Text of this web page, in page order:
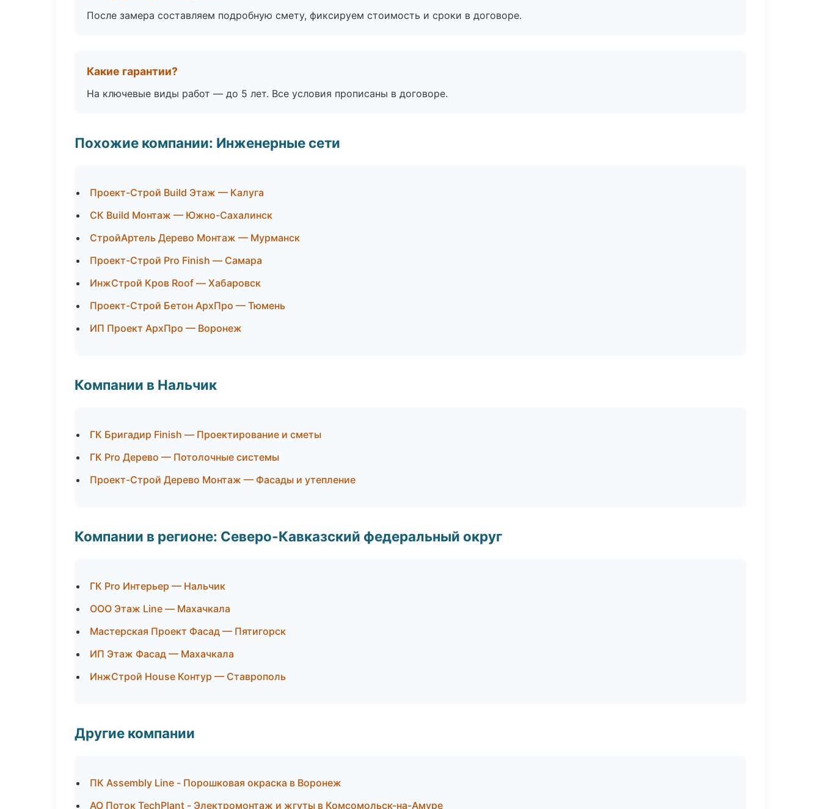
После замера составляем подробную смету, фиксируем стоимость и сроки в договоре.
Какие гарантии?
На ключевые виды работ — до 5 лет. Все условия прописаны в договоре.
Похожие компании: Инженерные сети
Проект-Строй Build Этаж — Калуга
СК Build Монтаж — Южно-Сахалинск
СтройАртель Дерево Монтаж — Мурманск
Проект-Строй Pro Finish — Самара
ИнжСтрой Кров Roof — Хабаровск
Проект-Строй Бетон АрхПро — Тюмень
ИП Проект АрхПро — Воронеж
Компании в Нальчик
ГК Бригадир Finish — Проектирование и сметы
ГК Pro Дерево — Потолочные системы
Проект-Строй Дерево Монтаж — Фасады и утепление
Компании в регионе: Северо-Кавказский федеральный округ
ГК Pro Интерьер — Нальчик
ООО Этаж Line — Махачкала
Мастерская Проект Фасад — Пятигорск
ИП Этаж Фасад — Махачкала
ИнжСтрой House Контур — Ставрополь
Другие компании
ПК Assembly Line - Порошковая окраска в Воронеж
АО Поток TechPlant - Электромонтаж и жгуты в Комсомольск-на-Амуре